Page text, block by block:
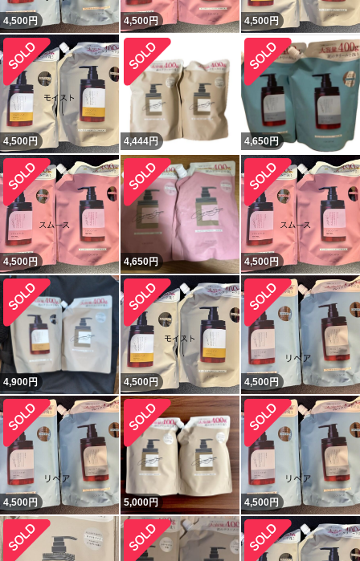
4,500円 4,500円 4,500円
4,500円 4,444円 4,650円
4,500円 4,650円 4,500円
4,900円 4,500円 4,500円
4,500円 5,000円 4,500円